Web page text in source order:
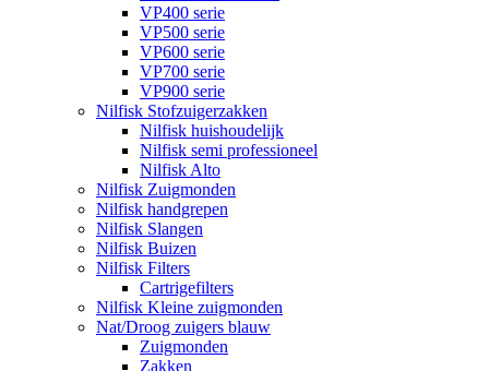
VP400 serie
VP500 serie
VP600 serie
VP700 serie
VP900 serie
Nilfisk Stofzuigerzakken
Nilfisk huishoudelijk
Nilfisk semi professioneel
Nilfisk Alto
Nilfisk Zuigmonden
Nilfisk handgrepen
Nilfisk Slangen
Nilfisk Buizen
Nilfisk Filters
​Cartrigefilters
Nilfisk Kleine zuigmonden
Nat/Droog zuigers blauw
Zuigmonden
Zakken